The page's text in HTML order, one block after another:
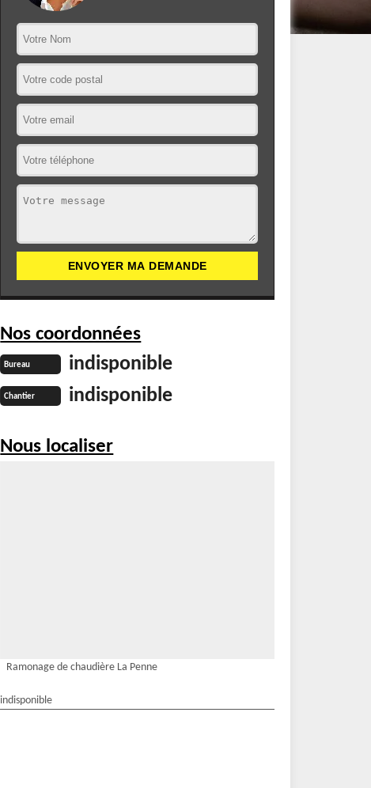
Nos coordonnées
Bureau indisponible
Chantier indisponible
Nous localiser
Ramonage de chaudière La Penne
indisponible